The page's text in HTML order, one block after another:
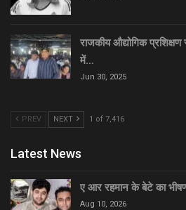
राजकीय औद्योगिक
में…
Jun 30, 2025
PREV NEXT 1 of 7,416
Latest News
ए आर रहमान के बेटे का
Aug 10, 2026